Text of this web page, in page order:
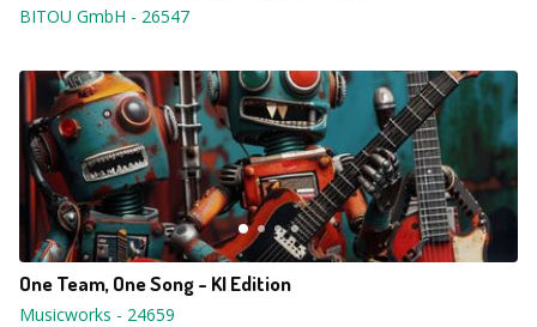
BITOU GmbH - 26547
One Team, One Song - KI Edition
Musicworks - 24659